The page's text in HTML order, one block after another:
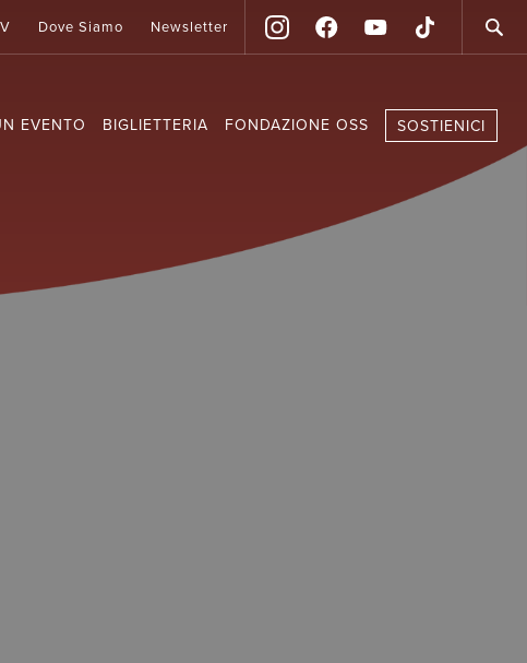
EVENTO BIGLIETTERIA FONDAZIONE OSS SOSTIENICI
Dove Siamo Newsletter